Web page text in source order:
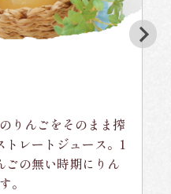
りんごをそのまま搾
トレートジュース。1
ごの無い時期にりん
。